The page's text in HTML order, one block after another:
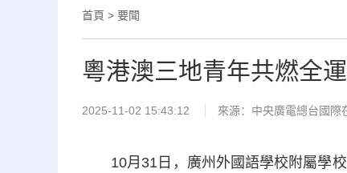
首頁 > 要聞
粵港澳三地青年共燃全
2025-11-02 15:43:12 來源：中央廣電總台國際
10月31日，廣州外國語學校附屬學校